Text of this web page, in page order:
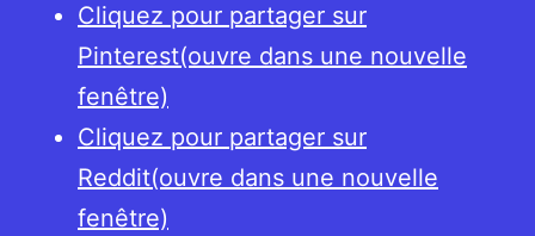
Cliquez pour partager sur
Pinterest(ouvre dans une nouvelle
fenêtre)
Cliquez pour partager sur
Reddit(ouvre dans une nouvelle
fenêtre)